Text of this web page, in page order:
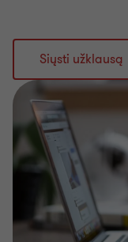
Siųsti užklausą